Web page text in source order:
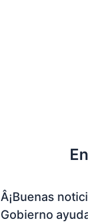
Â¡Buenas
Gobierno